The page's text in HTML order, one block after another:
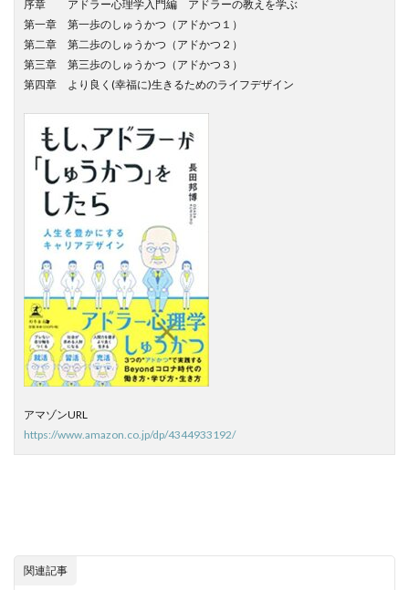
序章 アドラー心理学入門編 アドラーの教えを学ぶ
第一章 第一歩のしゅうかつ（アドかつ１）
第二章 第二歩のしゅうかつ（アドかつ２）
第三章 第三歩のしゅうかつ（アドかつ３）
第四章 より良く(幸福に)生きるためのライフデザイン
アマゾンURL
https://www.amazon.co.jp/dp/4344933192/
関連記事